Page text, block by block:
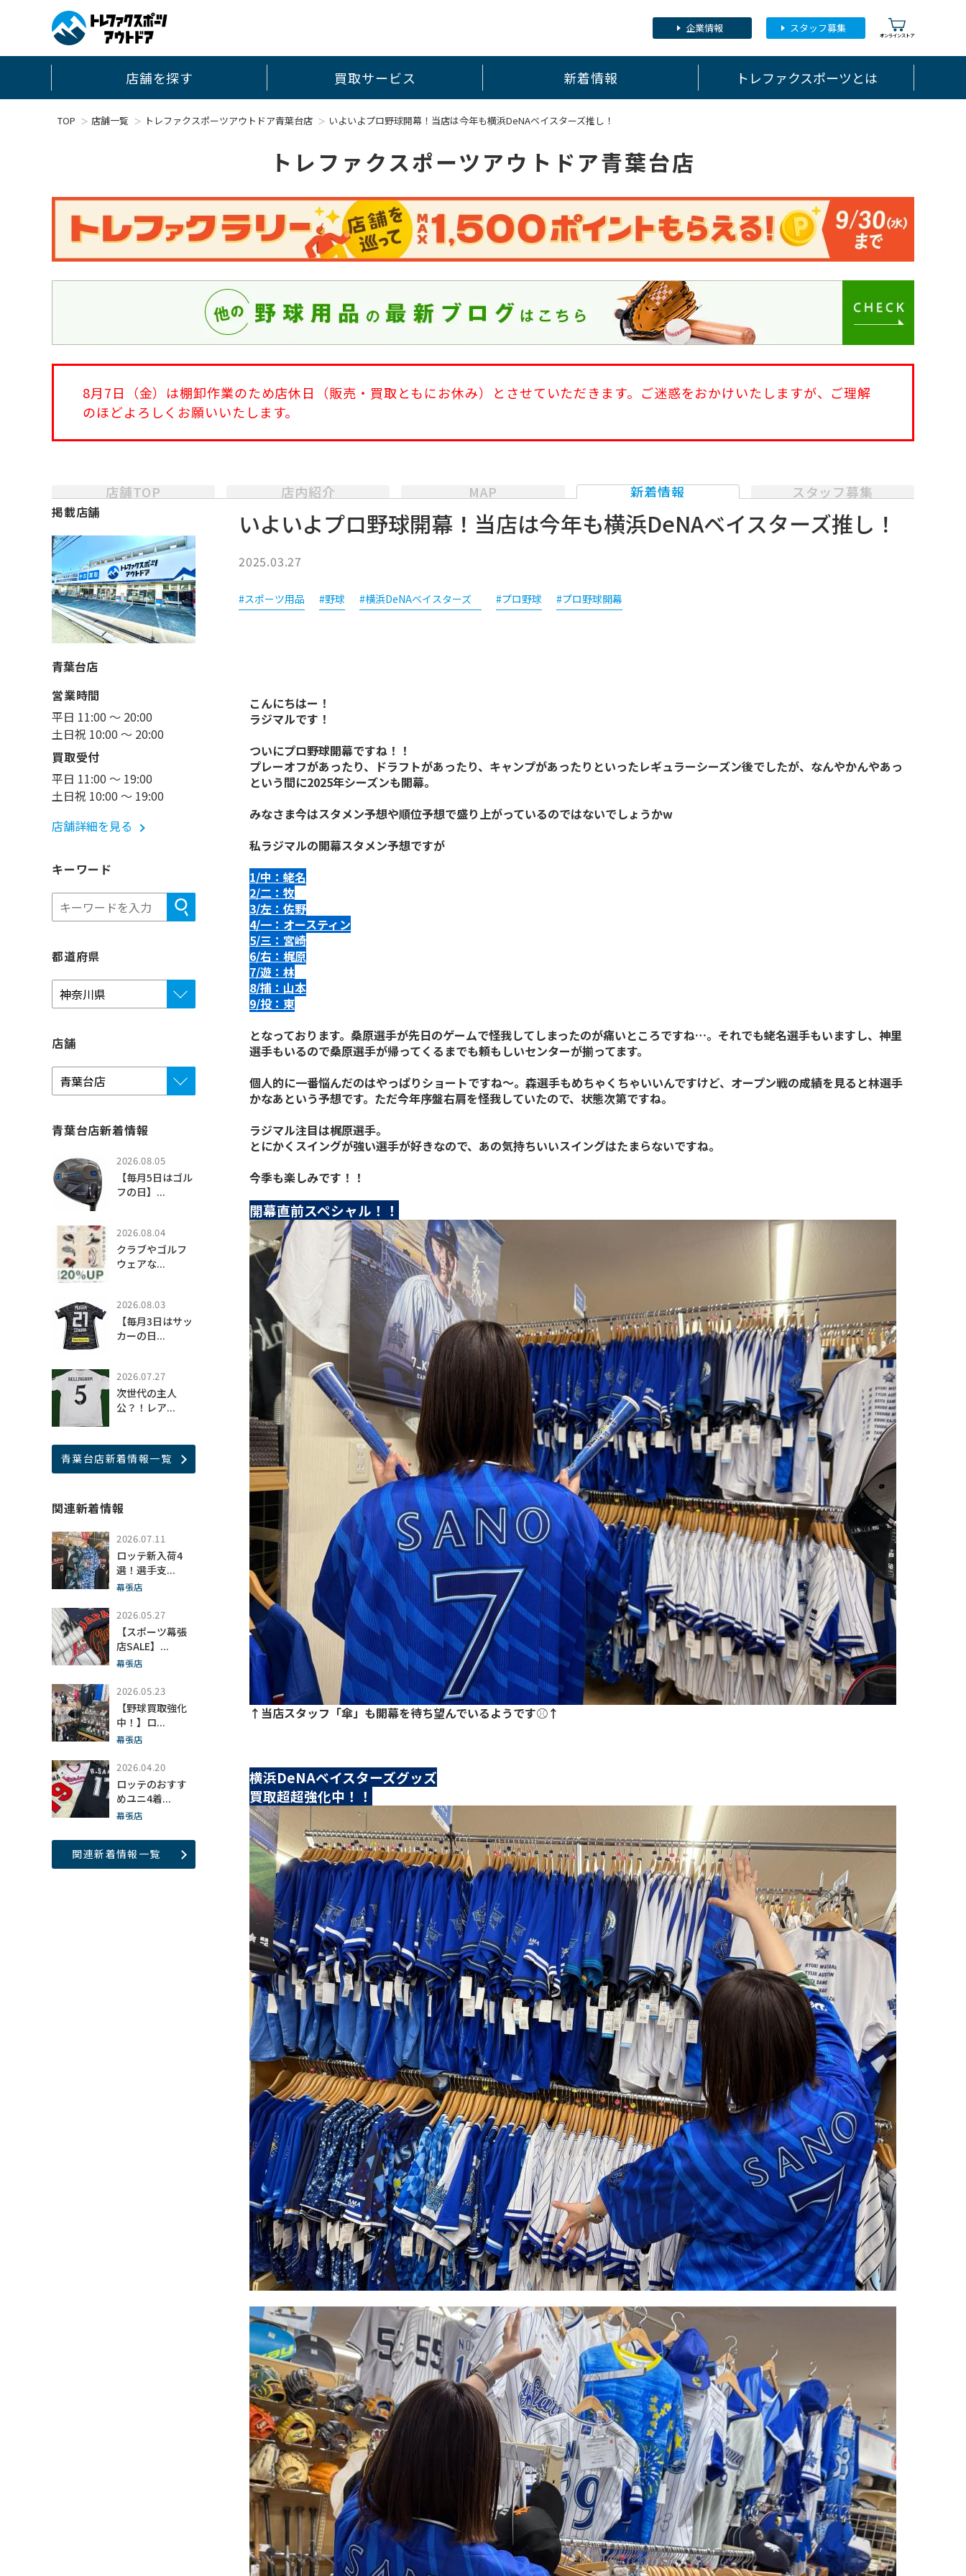
企業情報 スタッフ募集
店舗を探す 買取サービス 新着情報 トレファクスポーツとは
TOP 店舗一覧 トレファクスポーツアウトドア青葉台店 いよいよプロ野球開幕！当店は今年も横浜DeNAベイスターズ推し！
トレファクスポーツアウトドア青葉台店
8月7日（金）は棚卸作業のため店休日（販売・買取ともにお休み）とさせていただきます。ご迷惑をおかけいたしますが、ご理解
のほどよろしくお願いいたします。
店舗TOP 店内紹介 MAP 新着情報 スタッフ募集
いよいよプロ野球開幕！当店は今年も横浜DeNAベイスターズ推し！
2025.03.27
#スポーツ用品 #野球 #横浜DeNAベイスターズ #プロ野球 #プロ野球開幕
こんにちはー！
ラジマルです！
ついにプロ野球開幕ですね！！
プレーオフがあったり、ドラフトがあったり、キャンプがあったりといったレギュラーシーズン後でしたが、なんやかんやあっ
という間に2025年シーズンも開幕。
みなさま今はスタメン予想や順位予想で盛り上がっているのではないでしょうかw
私ラジマルの開幕スタメン予想ですが
1/中：蛯名
2/二：牧
3/左：佐野
4/一：オースティン
5/三：宮崎
6/右：梶原
7/遊：林
8/捕：山本
9/投：東
となっております。桑原選手が先日のゲームで怪我してしまったのが痛いところですね…。それでも蛯名選手もいますし、神里
選手もいるので桑原選手が帰ってくるまでも頼もしいセンターが揃ってます。
個人的に一番悩んだのはやっぱりショートですね～。森選手もめちゃくちゃいいんですけど、オープン戦の成績を見ると林選手
かなあという予想です。ただ今年序盤右肩を怪我していたので、状態次第ですね。
ラジマル注目は梶原選手。
とにかくスイングが強い選手が好きなので、あの気持ちいいスイングはたまらないですね。
今季も楽しみです！！
開幕直前スペシャル！！
↑当店スタッフ「傘」も開幕を待ち望んでいるようです⚾↑
横浜DeNAベイスターズグッズ
買取超超強化中！！
掲載店舗
青葉台店
営業時間
平日 11:00 ～ 20:00
土日祝 10:00 ～ 20:00
買取受付
平日 11:00 ～ 19:00
土日祝 10:00 ～ 19:00
店舗詳細を見る
キーワード
都道府県
店舗
青葉台店新着情報
【毎月5日はゴル
フの日】...
2026.08.05
クラブやゴルフ
ウェアな...
2026.08.04
【毎月3日はサッ
カーの日...
2026.08.03
次世代の主人
公？！レア...
2026.07.27
青葉台店新着情報一覧
関連新着情報
ロッテ新入荷4
選！選手支...
2026.07.11
幕張店
【スポーツ幕張
店SALE】...
2026.05.27
幕張店
【野球買取強化
中！】ロ...
2026.05.23
幕張店
ロッテのおすす
めユニ4着...
2026.04.20
幕張店
関連新着情報一覧